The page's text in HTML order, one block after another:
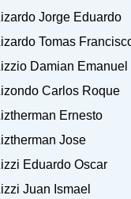
Jorge Eduardo
Tomas
Damian Emanuel
Carlos Roque
Ernesto
Jose
Eduardo Oscar
Juan Ismael